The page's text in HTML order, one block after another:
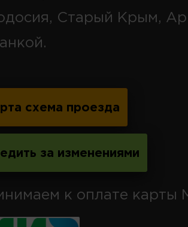
Старый Крым,
схема проезда
за изменениями
к оплате карты